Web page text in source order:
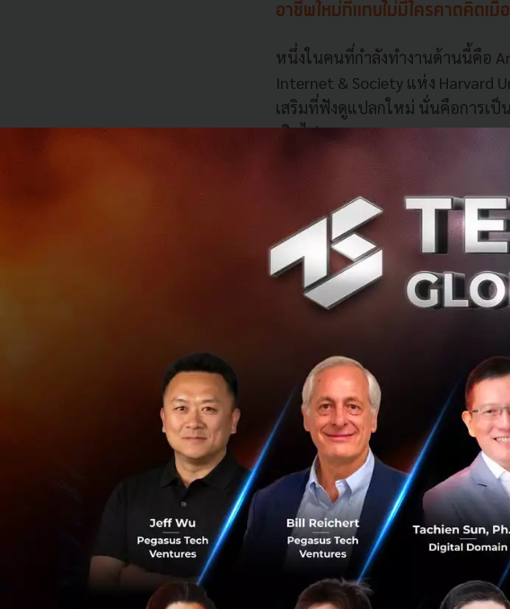
อาชีพใหม่ที่แทบไม่มีใครคาดคิดเมื่
หนึ่งในคนที่กำลังทำงานด้านนี้คือ
Internet & Society แห่ง Harvard
เสริมที่ฟังดูแปลกใหม่ นั่นคือการเป็
เกินไป
หน้าที่ของเธอไม่ใช่การห้ามคนใช้
ความสัมพันธ์กับเอไอเข้ามาแทน
น้อยที่เริ่มพึ่งพาเอไอในฐานะเพื่อ
รู้จักอาชีพ ‘โค้ชให้คำปรึกษาคนติด
Amelia Miller อธิบายว่าลูกค้าส่วน
เวลาอยู่กับเอไอมากจนเริ่มส่งผล
ฟังได้ดีกว่าคนรอบตัว ขณะที่บางคน
กว่า’
แม้อาชีพนี้จะดูใหม่ แต่ความต้องกา
ได้รับการติดต่อเข้ามาจำนวนมาก
ต่อตัวในนครนิวยอร์กและออนไลน์
สิ่งที่ทำให้อาชีพนี้เริ่มมีความสำคัญ